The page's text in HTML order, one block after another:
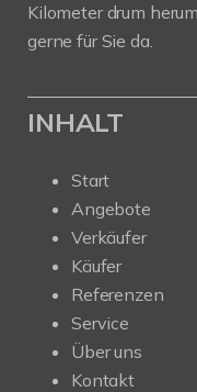
Kilometer drum
gerne für Sie da.
INHALT
Start
Angebote
Verkäufer
Käufer
Referenzen
Service
Über uns
Kontakt